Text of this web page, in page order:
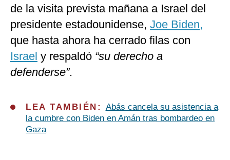
de la visita prevista mañana a Israel del
presidente estadounidense, Joe Biden,
que hasta ahora ha cerrado filas con
Israel y respaldó “su derecho a
defenderse”.
LEA TAMBIÉN: Abás cancela su asistencia a
la cumbre con Biden en Amán tras bombardeo en
Gaza